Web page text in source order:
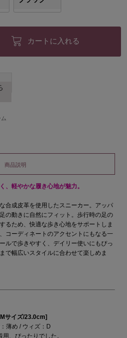
カートに入れる
商品説明
、軽やかな履き心地が魅力。
合成皮革を使用したスニーカー。アッパ
の動きに自然にフィット。歩行時の足の
るため、快適な歩き心地をサポートしま
コーディネートのアクセントにもなる一
ルで歩きやすく、デイリー使いにもぴっ
で幅広いスタイルに合わせて楽しめま
サイズ/23.0cm]
薄め / ウィズ：D
、ぴったりでした。